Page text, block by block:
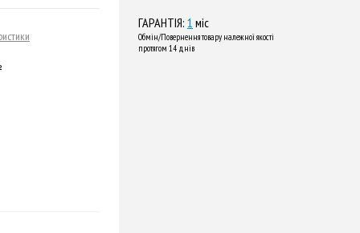
ГАРАНТІЯ: 1 міс
Обмін/Повернення товару належної якості
протягом 14 днів